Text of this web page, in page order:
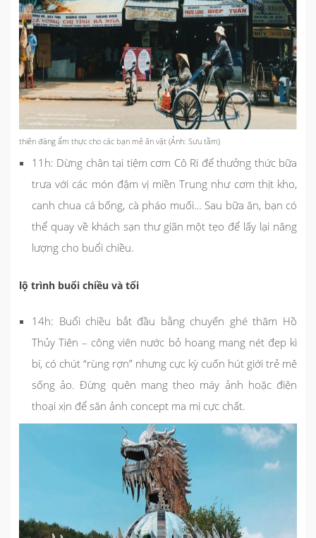
thiên đàng ẩm thực cho các bạn mê ăn vặt (Ảnh: Sưu tầm)
11h: Dừng chân tại tiệm cơm Cô Ri để thưởng thức bữa
trưa với các món đậm vị miền Trung như cơm thịt kho,
canh chua cá bống, cà pháo muối… Sau bữa ăn, bạn có
thể quay về khách sạn thư giãn một tẹo để lấy lại năng
lượng cho buổi chiều.
lộ trình buổi chiều và tối
14h: Buổi chiều bắt đầu bằng chuyến ghé thăm Hồ
Thủy Tiên – công viên nước bỏ hoang mang nét đẹp kì
bí, có chút “rùng rợn” nhưng cực kỳ cuốn hút giới trẻ mê
sống ảo. Đừng quên mang theo máy ảnh hoặc điện
thoại xịn để săn ảnh concept ma mị cực chất.